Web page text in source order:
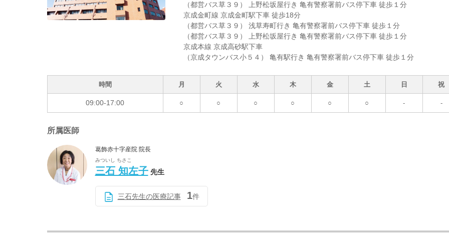
（都営バス草３９） 上野松坂屋行き 亀有警察署前バス停下車 徒歩１分
京成金町線 京成金町駅下車 徒歩18分
（都営バス草３９） 浅草寿町行き 亀有警察署前バス停下車 徒歩１分
（都営バス草３９） 上野松坂屋行き 亀有警察署前バス停下車 徒歩１分
京成本線 京成高砂駅下車
（京成タウンバス小５４） 亀有駅行き 亀有警察署前バス停下車 徒歩１分
時間 月 火 水 木 金 土 日 祝
09:00-17:00 ○ ○ ○ ○ ○ ○ - -
所属医師
葛飾赤十字産院 院長
みついし ちさこ
三石 知左子 先生
三石先生の医療記事 1件